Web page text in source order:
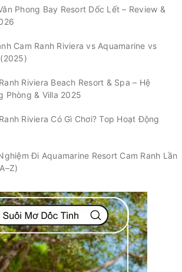
Phong Bay Resort Dốc Lết – Review &
Cam Ranh Riviera vs Aquamarine vs
Riviera Beach Resort & Spa – Hệ
Phòng & Villa 2025
Riviera Có Gì Chơi? Top Hoạt Động
Đi Aquamarine Resort Cam Ranh Lần